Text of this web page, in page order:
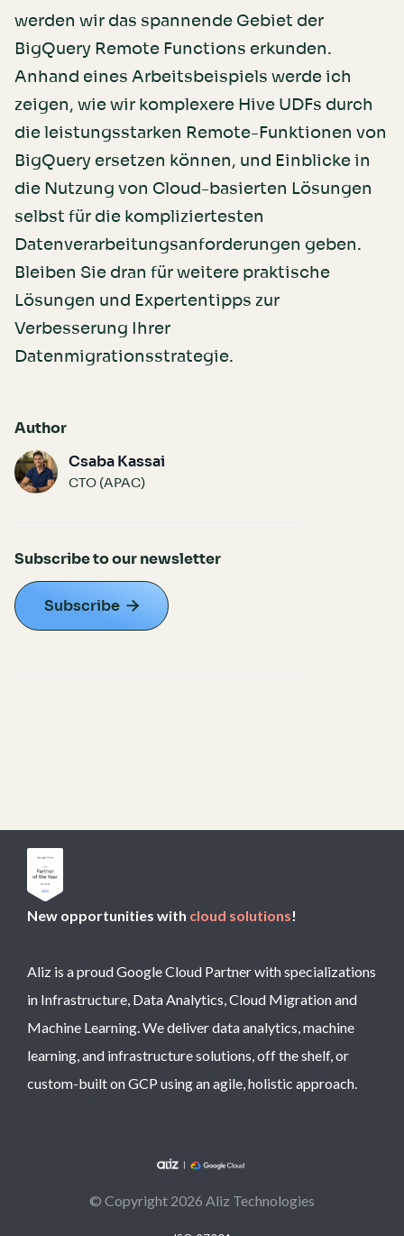
werden wir das spannende Gebiet der
BigQuery Remote Functions erkunden.
Anhand eines Arbeitsbeispiels werde ich
zeigen, wie wir komplexere Hive UDFs durch
die leistungsstarken Remote-Funktionen von
BigQuery ersetzen können, und Einblicke in
die Nutzung von Cloud-basierten Lösungen
selbst für die kompliziertesten
Datenverarbeitungsanforderungen geben.
Bleiben Sie dran für weitere praktische
Lösungen und Expertentipps zur
Verbesserung Ihrer
Datenmigrationsstrategie.
Author
Csaba Kassai
CTO (APAC)
Subscribe to our newsletter
Subscribe 
New opportunities with cloud solutions!
Aliz is a proud Google Cloud Partner with specializations
in Infrastructure, Data Analytics, Cloud Migration and
Machine Learning. We deliver data analytics, machine
learning, and infrastructure solutions, off the shelf, or
custom-built on GCP using an agile, holistic approach.
© Copyright 2026 Aliz Technologies